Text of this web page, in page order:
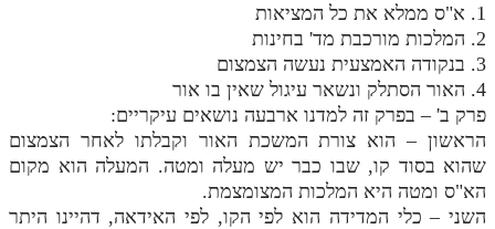
תלמוד עשר הספירות חלק ז
תלמוד עשר הספירות חלק ט
תלמוד עשר הספירות חלק י
תלמוד עשר הספירות חלק יא
תלמוד עשר הספירות חלק יב
1. א"ס ממלא את כל המציאות
2. המלכות מורכבת מד' בחינות
3. בנקודה האמצעית נעשה הצמצום
4. האור הסתלק ונשאר עיגול שאין בו אור
פרק ב' – בפרק זה למדנו ארבעה נושאים עיקריים:
הראשון – הוא צורת המשכת האור וקבלתו לאחר הצמצום
שהוא בסוד קו, שבו כבר יש מעלה ומטה. המעלה הוא מקום
הא"ס ומטה היא המלכות המצומצמת.
השני – כלי המדידה הוא לפי הקו, לפי האידאה, דהיינו היתר